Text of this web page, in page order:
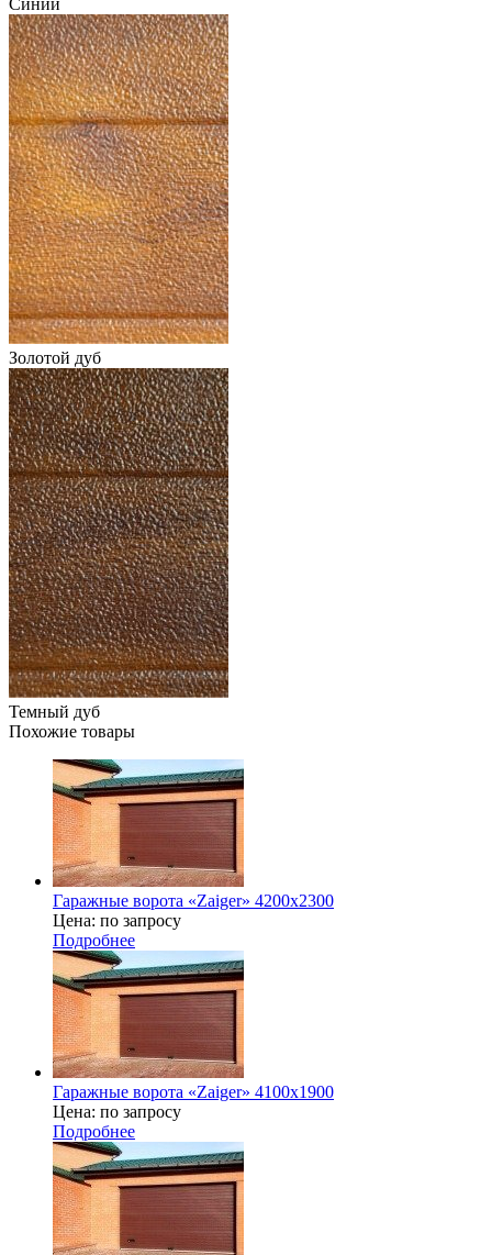
Золотой дуб
Темный дуб
Похожие товары
Гаражные ворота «Zaiger» 4200х2300
Цена: по запросу
Подробнее
Гаражные ворота «Zaiger» 4100х1900
Цена: по запросу
Подробнее